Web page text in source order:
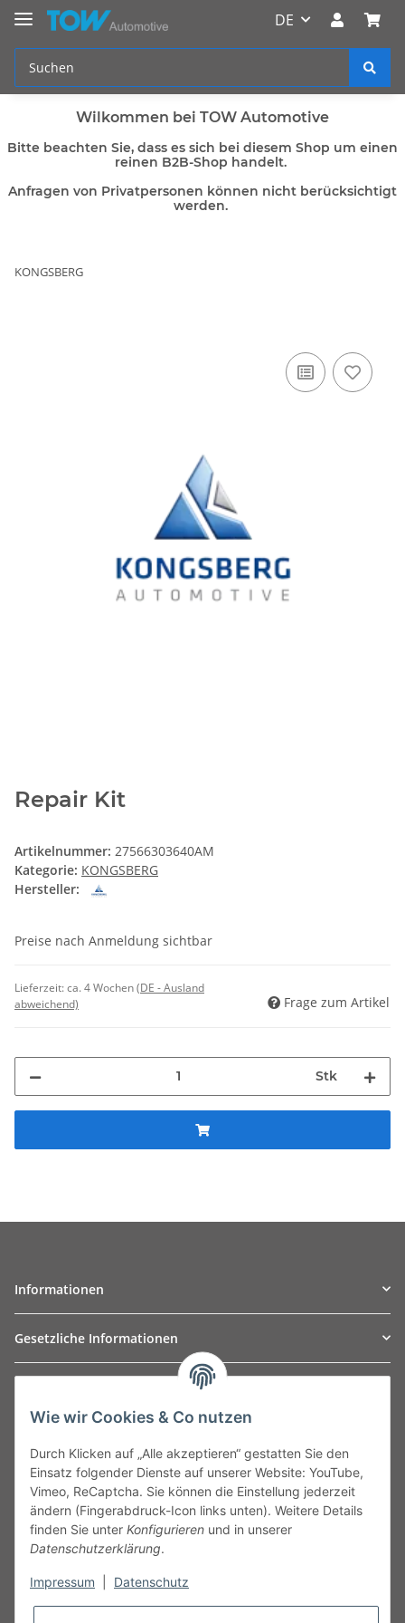
DE
Wilkommen bei TOW Automotive
Bitte beachten Sie, dass es sich bei diesem Shop um einen
reinen B2B-Shop handelt.
Anfragen von Privatpersonen können nicht berücksichtigt
werden.
KONGSBERG
Repair Kit
Artikelnummer: 27566303640AM
Kategorie: KONGSBERG
Hersteller:
Preise nach Anmeldung sichtbar
Lieferzeit:ca. 4 Wochen(DE - Ausland
abweichend)
Frage zum Artikel
Stk
Informationen
Gesetzliche Informationen
Leibnizstraße 2a
Germany
Phone:+49 40 5287270
Fax:+49 40 5281050
Email:sales@tow-automotive.de
Wie wir Cookies & Co nutzen
Durch Klicken auf „Alle akzeptieren“ gestatten Sie den
Einsatz folgender Dienste auf unserer Website: YouTube,
Vimeo, ReCaptcha. Sie können die Einstellung jederzeit
ändern (Fingerabdruck-Icon links unten). Weitere Details
finden Sie unter Konfigurieren und in unserer
Datenschutzerklärung.
Impressum Datenschutz